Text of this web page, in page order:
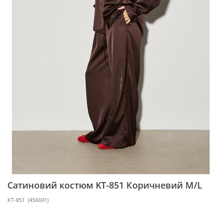
Сатиновий костюм KT-851 Коричневий M/L
KT-851 (456691)